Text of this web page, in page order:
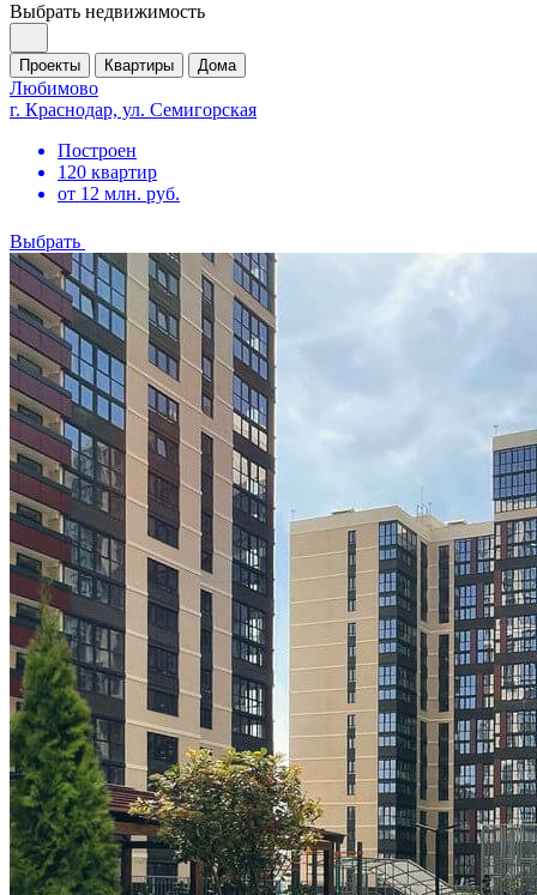
Выбрать недвижимость
Проекты Квартиры Дома
Любимово
г. Краснодар, ул. Семигорская
Построен
120 квартир
от 12 млн. руб.
Выбрать